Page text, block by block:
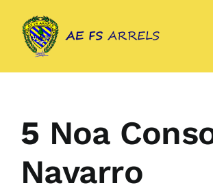
content
5 Noa
Navarro